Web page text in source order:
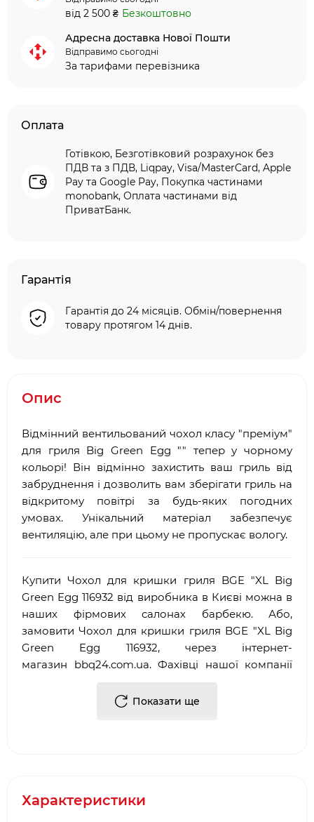
від 2 500 ₴ Безкоштовно
Адресна доставка Нової Пошти
Відправимо сьогодні
За тарифами перевізника
Оплата
Готівкою, Безготівковий розрахунок без
ПДВ та з ПДВ, Liqpay, Visa/MasterCard, Apple
Pay та Google Pay, Покупка частинами
monobank, Оплата частинами від
ПриватБанк.
Гарантія
Гарантія до 24 місяців. Обмін/повернення
товару протягом 14 днів.
Опис
Відмінний вентильований чохол класу "преміум"
для гриля Big Green Egg "" тепер у чорному
кольорі! Він відмінно захистить ваш гриль від
забруднення і дозволить вам зберігати гриль на
відкритому повітрі за будь-яких погодних
умовах. Унікальний матеріал забезпечує
вентиляцію, але при цьому не пропускає вологу.
Купити Чохол для кришки гриля BGE "XL Big
Green Egg 116932 від виробника в Києві можна в
наших фірмових салонах барбекю. Або,
замовити Чохол для кришки гриля BGE "XL Big
Green Egg 116932, через інтернет-
магазин bbq24.com.ua. Фахівці нашої компанії
аксесуари для барбекю.
Egg
Показати ще
Характеристики